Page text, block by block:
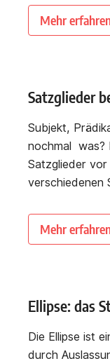
Mehr
Satzglieder
Subjekt,
nochmal was?
Satzglieder
verschiedenen
Mehr
Ellipse: das
Die Ellipse ist
durch